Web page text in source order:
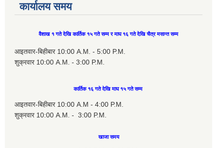
कार्यालय समय
वैशाख १ गते देखि कार्तिक १५ गते सम्म र माघ १६ गते देखि चैत्र मसान्त सम्म
आइतवार-बिहीबार 10:00 A.M. - 5:00 P.M.
शुक्रवार 10:00 A.M. - 3:00 P.M.
कार्तिक १६ गते देखि माघ १५ गते सम्म
आइतवार-बिहीबार 10:00 A.M - 4:00 P.M.
शुक्रवार 10:00 A.M. - 3:00 P.M.
खाजा समय